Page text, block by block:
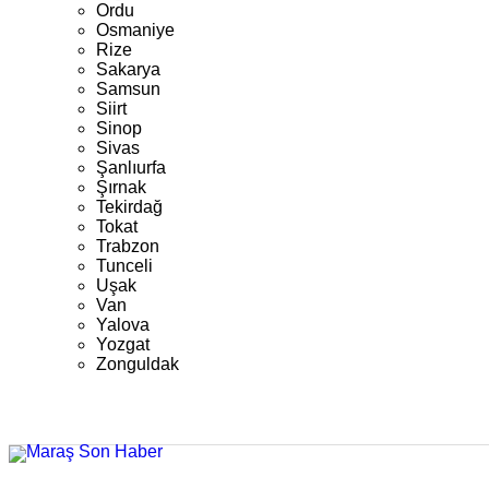
Ordu
Osmaniye
Rize
Sakarya
Samsun
Siirt
Sinop
Sivas
Şanlıurfa
Şırnak
Tekirdağ
Tokat
Trabzon
Tunceli
Uşak
Van
Yalova
Yozgat
Zonguldak